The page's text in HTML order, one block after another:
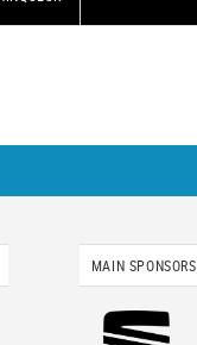
MAIN SPONSORS